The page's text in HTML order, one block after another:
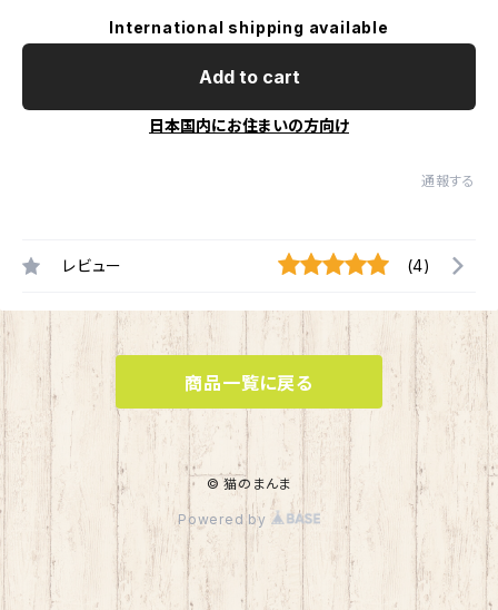
International shipping available
Add to cart
日本国内にお住まいの方向け
通報する
レビュー (4)
商品一覧に戻る
© 猫のまんま
Powered by